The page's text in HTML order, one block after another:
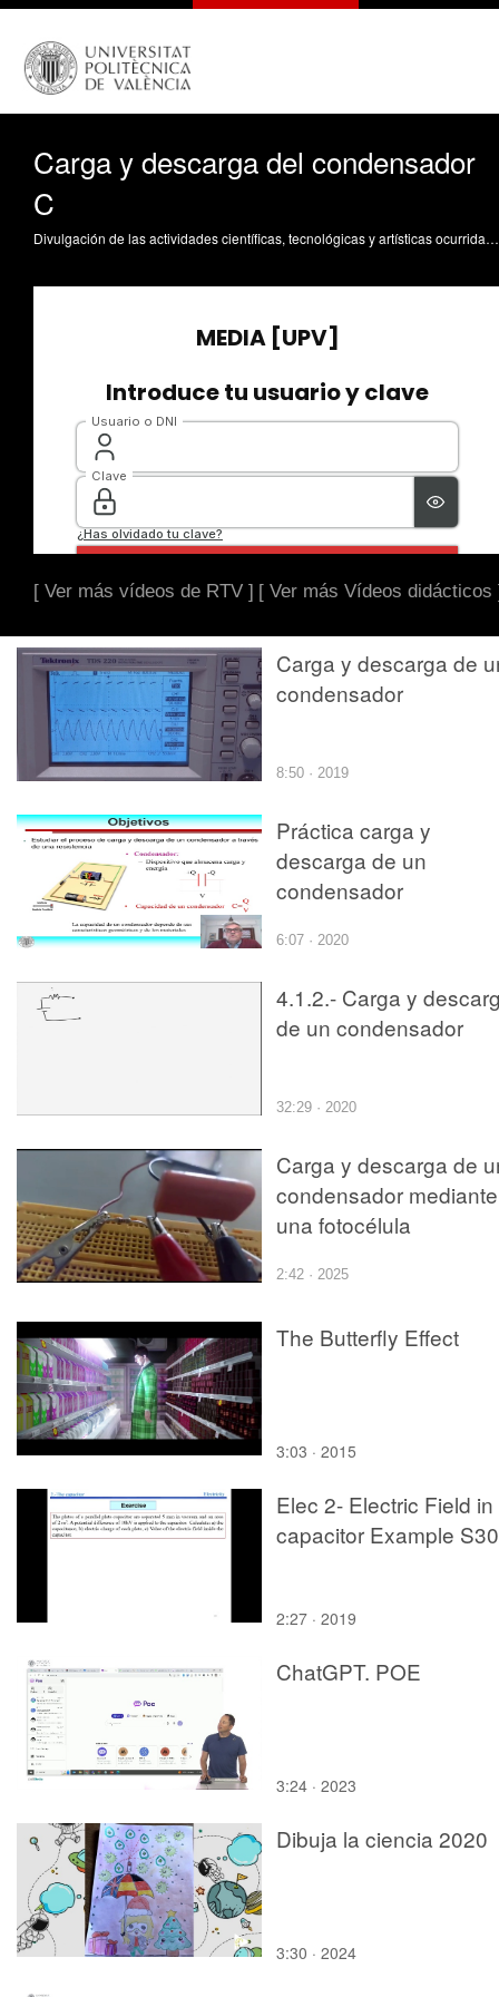
Carga y descarga del condensador
C
Divulgación de las actividades científicas, tecnológicas y artísticas ocurridas en los tres campus de la UPV
[ Ver más vídeos de RTV ] [ Ver más Vídeos didácticos
Carga y descarga de
condensador
8:50 · 2019
Práctica carga y
descarga de un
condensador
6:07 · 2020
4.1.2.- Carga y
de un condensador
32:29 · 2020
Carga y descarga de
condensador mediante
una fotocélula
2:42 · 2025
The Butterfly Effect
3:03 · 2015
Elec 2- Electric Field in
capacitor Example S30
2:27 · 2019
ChatGPT. POE
3:24 · 2023
Dibuja la ciencia 2020
3:30 · 2024